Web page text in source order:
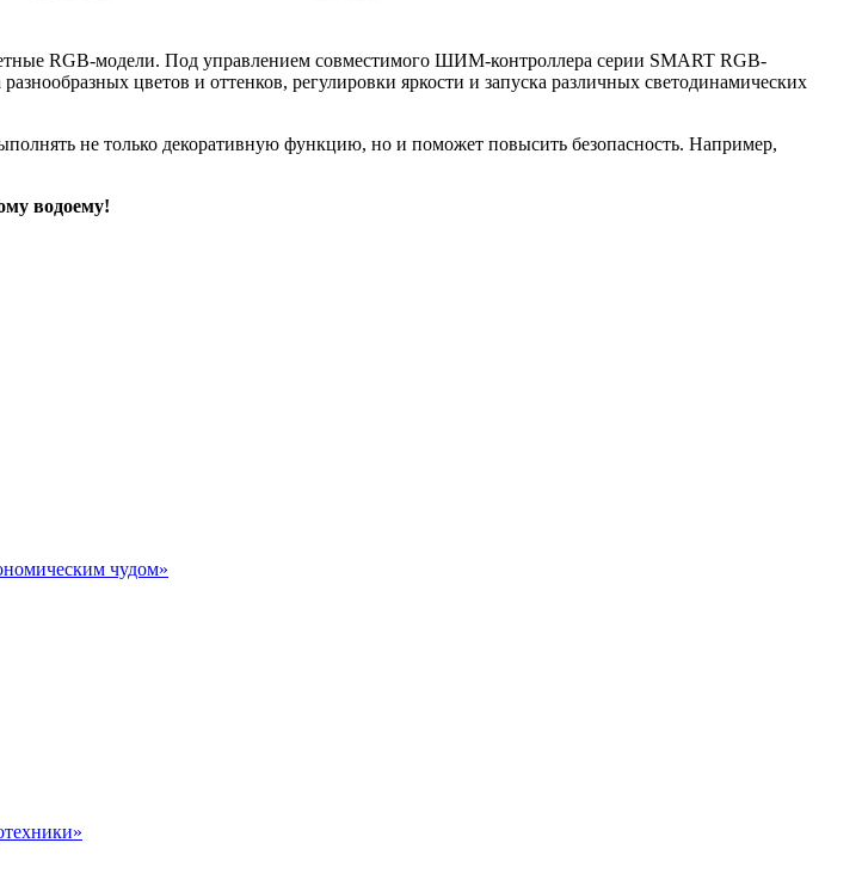
RGB-модели. Под управлением совместимого ШИМ-контроллера серии SMART RGB-
цветов и оттенков, регулировки яркости и запуска различных светодинамических
не только декоративную функцию, но и поможет повысить безопасность. Например,
водоему!
чудом»